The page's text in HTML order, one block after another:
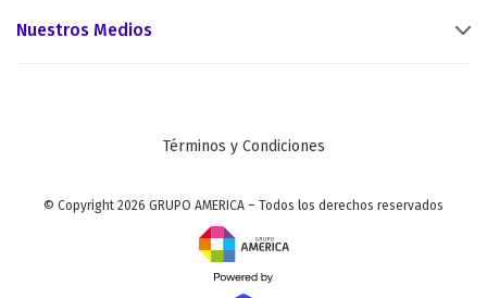
Nuestros Medios
Términos y Condiciones
© Copyright 2026 GRUPO AMERICA – Todos los derechos reservados